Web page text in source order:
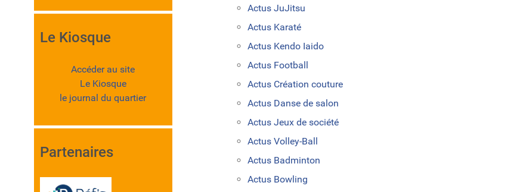
Le Kiosque
Accéder au site
Le Kiosque
le journal du quartier
Partenaires
Actus JuJitsu
Actus Karaté
Actus Kendo Iaido
Actus Football
Actus Création couture
Actus Danse de salon
Actus Jeux de société
Actus Volley-Ball
Actus Badminton
Actus Bowling